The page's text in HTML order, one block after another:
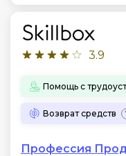
3.9
Помощь с
Возврат средств
Профессия